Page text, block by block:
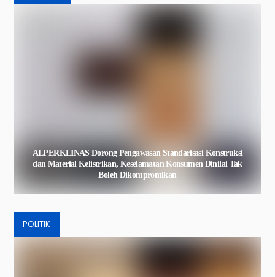
ALPERKLINAS Dorong Pengawasan Standarisasi Konstruksi
dan Material Kelistrikan, Keselamatan Konsumen Dinilai Tak
Boleh Dikompromikan
POLITIK